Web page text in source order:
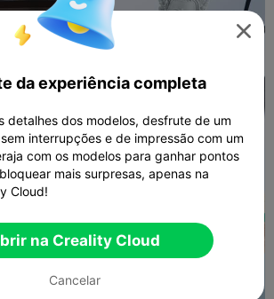

da experiência completa
detalhes dos modelos, desfrute de um
interrupções e de impressão com um
com os modelos para ganhar pontos
mais surpresas, apenas na
Cloud!
na Creality Cloud
Cancelar